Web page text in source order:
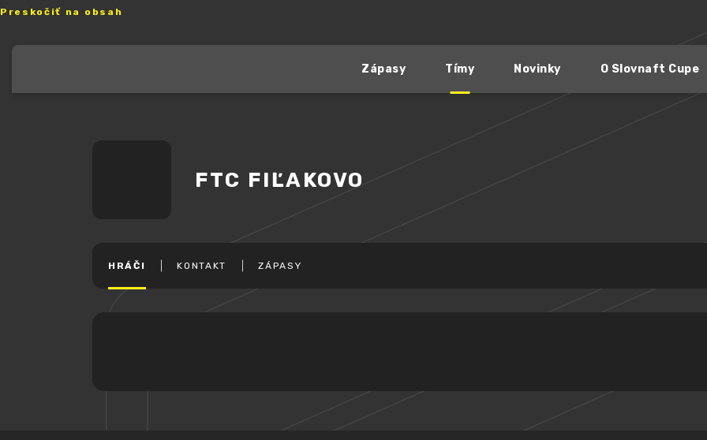
Preskočiť na obsah
Zápasy Tímy Novinky O Slovnaft Cupe
FTC FIĽAKOVO
HRÁČI KONTAKT ZÁPASY